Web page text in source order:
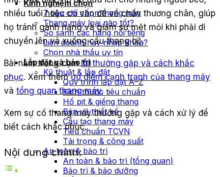
Kinh nghiệm chọn
7 tiêu chí chọn thang máy
Thang máy loại nào tốt?
So sánh các hãng nổi tiếng
Liên doanh hay nhập khẩu?
Chọn nhà thầu uy tín
Lắp đặt và bảo trì
Kỹ thuật & lắp đặt
Quy trình lắp đặt A–Z
Kích thước tiêu chuẩn
Hố pit & giếng thang
Bản vẽ thiết kế
Cấu tạo thang máy
Tiêu chuẩn TCVN
Tải trọng & công suất
An toàn & bảo trì
An toàn & bảo trì (tổng quan)
Bảo trì & bảo dưỡng
nhiều tuổi hoặc có vấn đề về chấn thương chân, giúp
họ tránh gánh nặng và giảm sự mệt mỏi khi phải di
chuyển lên và xuống cầu thang bộ.
Bài nằm trong cụmlỗi thường gặp và cách khắc
phục. Xem thêmưu điểm cạnh tranh của thang máy
và tổng quan thang máy.
Xem sự cố thang máy thường gặp và cách xử lý để
biết cách khắc phục.
Nội dung chính: